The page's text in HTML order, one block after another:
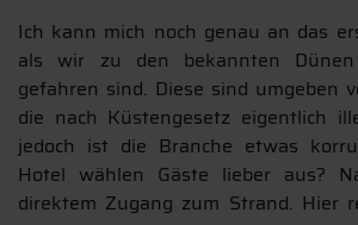
Ich kann mich noch genau an das
als wir zu den bekannten
gefahren sind. Diese sind umgeben
die nach Küstengesetz eigentlich
jedoch ist die Branche etwas
Hotel wählen Gäste lieber aus?
direktem Zugang zum Strand. Hier